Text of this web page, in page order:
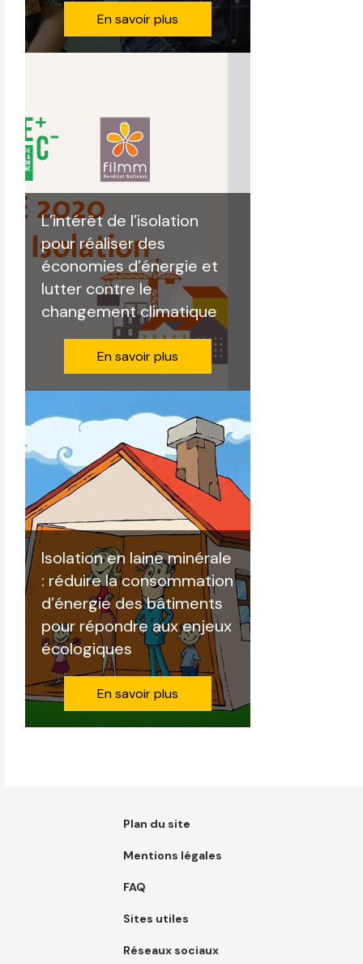
En savoir plus
L’intérêt de l’isolation
pour réaliser des
économies d’énergie et
lutter contre le
changement climatique
En savoir plus
Isolation en laine minérale
: réduire la consommation
d’énergie des bâtiments
pour répondre aux enjeux
écologiques
En savoir plus
Plan du site
Mentions légales
FAQ
Sites utiles
Réseaux sociaux